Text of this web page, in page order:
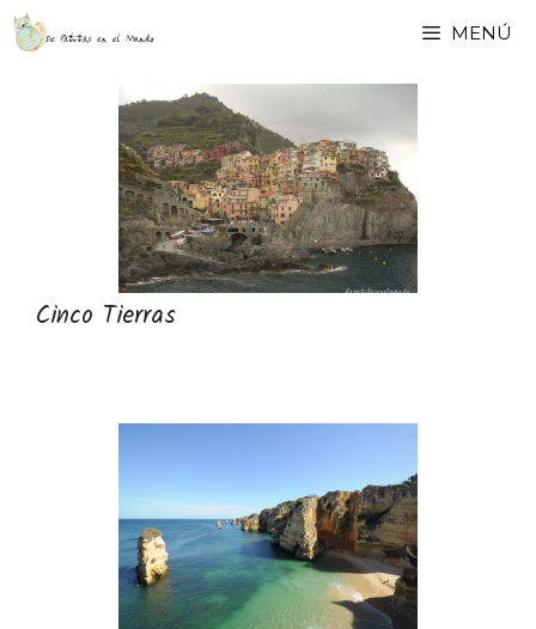
Saltar
MENÚ
Cinco Tierras